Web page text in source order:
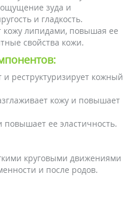
зуда и
и гладкость.
липидами, повышая ее
свойства кожи.
реструктуризирует кожный
кожу и повышает
повышает ее эластичность.
круговыми движениями
и после родов.